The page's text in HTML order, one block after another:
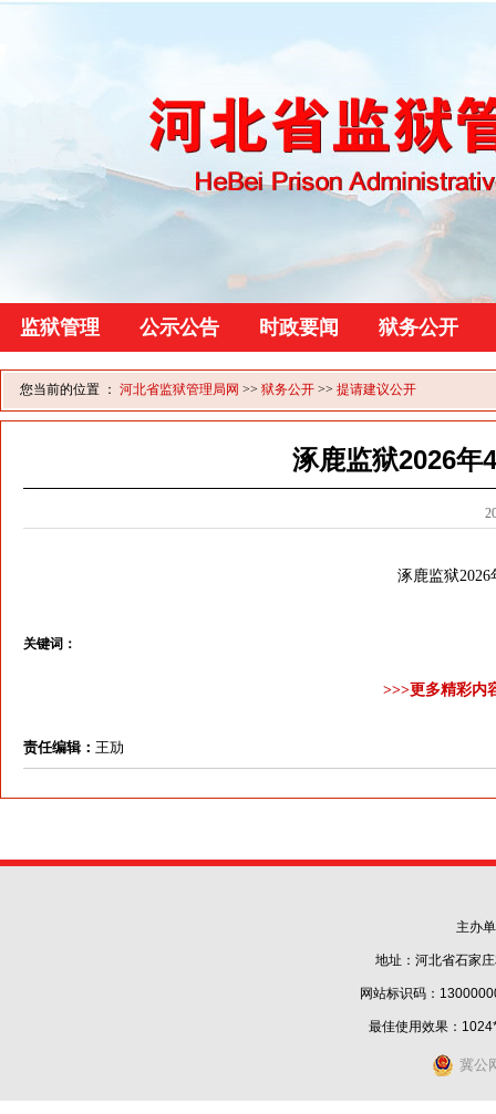
监狱管理 公示公告 时政要闻 狱务公开
您当前的位置 ： 河北省监狱管理局网 >> 狱务公开 >> 提请建议公开
涿鹿监狱2026年
涿鹿监狱
关键词：
>>>更多精彩内
责任编辑： 王劢
主办
地址：河北省石家
网站标识码：
最佳使用效果：
冀公